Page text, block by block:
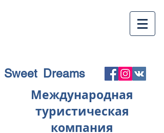
Sweet Dreams
Международная
туристическая
компания